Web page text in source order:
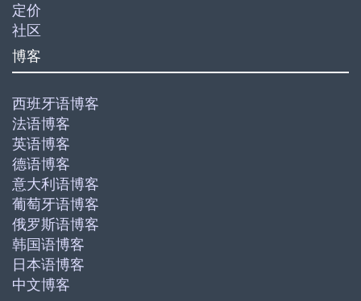
定价
社区
博客
西班牙语博客
法语博客
英语博客
德语博客
意大利语博客
葡萄牙语博客
俄罗斯语博客
韩国语博客
日本语博客
中文博客